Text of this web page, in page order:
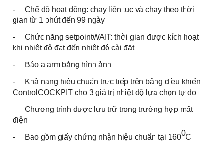
- Chế độ hoạt động: chạy liên tục và chạy theo thời
gian từ 1 phút đến 99 ngày
- Chức năng setpointWAIT: thời gian được kích hoạt
khi nhiệt độ đạt đến nhiệt độ cài đặt
- Báo alarm bằng hình ảnh
- Khả năng hiệu chuẩn trực tiếp trên bảng điều khiển
ControlCOCKPIT cho 3 giá trị nhiệt độ lựa chọn tự do
- Chương trình được lưu trữ trong trường hợp mất
điện
- Bao gồm giấy chứng nhận hiệu chuẩn tại 1600C